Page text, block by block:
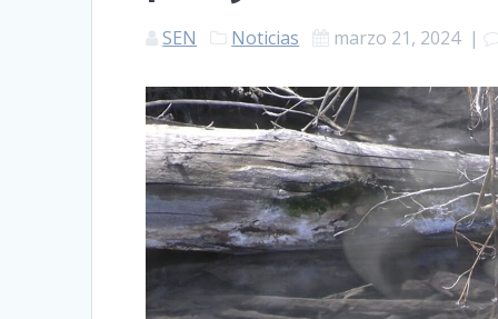
SEN Noticias marzo 21, 2024|